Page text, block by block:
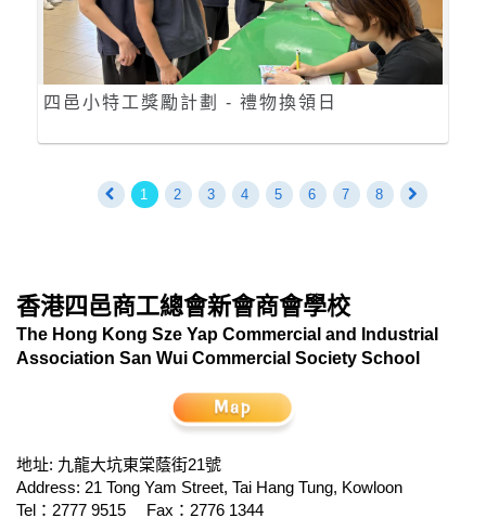
四邑小特工獎勵計劃 - 禮物換領日
1 2 3 4 5 6 7 8
香港四邑商工總會新會商會學校
The Hong Kong Sze Yap Commercial and Industrial
Association San Wui Commercial Society School
地址: 九龍大坑東棠蔭街21號
Address: 21 Tong Yam Street, Tai Hang Tung, Kowloon
Tel：2777 9515
Fax：2776 1344